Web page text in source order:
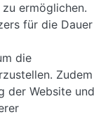
ermöglichen.
für die Dauer
die
Zudem
der Website und